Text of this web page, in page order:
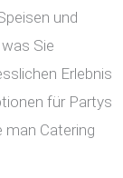
und
Sie
Erlebnis
für Partys
man Catering